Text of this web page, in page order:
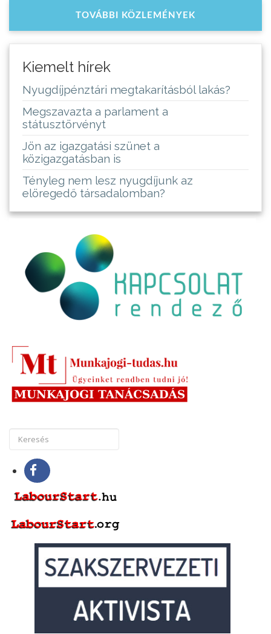
TOVÁBBI KÖZLEMÉNYEK
Kiemelt hírek
Nyugdíjpénztári megtakarításból lakás?
Megszavazta a parlament a
státusztörvényt
Jön az igazgatási szünet a
közigazgatásban is
Tényleg nem lesz nyugdíjunk az
elöregedő társadalomban?